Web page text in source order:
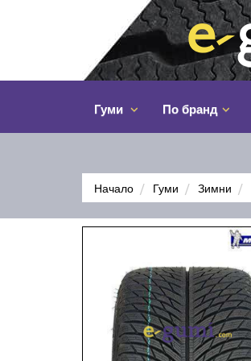
Гуми По бранд
Начало Гуми Зимни